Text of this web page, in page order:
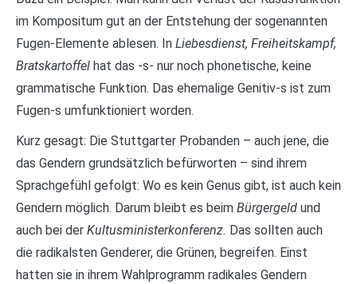
im Kompositum gut an der Entstehung der sogenannten
Fugen-Elemente ablesen. In Liebesdienst, Freiheitskampf,
Bratskartoffel hat das -s- nur noch phonetische, keine
grammatische Funktion. Das ehemalige Genitiv-s ist zum
Fugen-s umfunktioniert worden.
Kurz gesagt: Die Stuttgarter Probanden – auch jene, die
das Gendern grundsätzlich befürworten – sind ihrem
Sprachgefühl gefolgt: Wo es kein Genus gibt, ist auch kein
Gendern möglich. Darum bleibt es beim Bürgergeld und
auch bei der Kultusministerkonferenz. Das sollten auch
die radikalsten Genderer, die Grünen, begreifen. Einst
hatten sie in ihrem Wahlprogramm radikales Gendern